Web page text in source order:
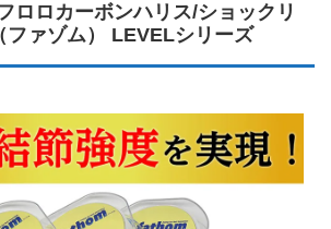
ロロカーボンハリス/ショックリ
ァゾム） LEVELシリーズ